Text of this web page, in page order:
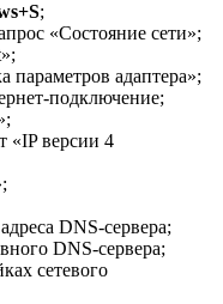
;
«Состояние сети»;
параметров адаптера»;
подключение;
«IP версии 4
DNS-сервера;
DNS-сервера;
сетевого